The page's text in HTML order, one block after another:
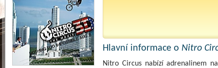
Hlavní informace o Nitro
Nitro Circus nabízí adrenalinem